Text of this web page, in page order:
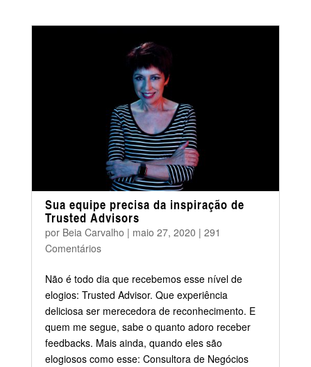
Sua equipe precisa da inspiração de
Trusted Advisors
por Beia Carvalho | maio 27, 2020 | 291
Comentários
Não é todo dia que recebemos esse nível de
elogios: Trusted Advisor. Que experiência
deliciosa ser merecedora de reconhecimento. E
quem me segue, sabe o quanto adoro receber
feedbacks. Mais ainda, quando eles são
elogiosos como esse: Consultora de Negócios